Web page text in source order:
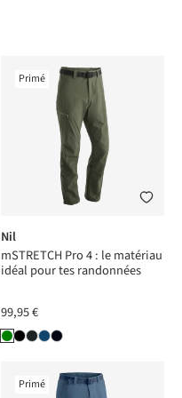
Primé
Nil
mSTRETCH Pro 4 : le matériau
idéal pour tes randonnées
99,95 €
Primé